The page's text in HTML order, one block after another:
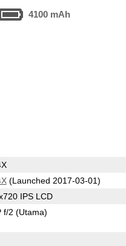
4100 mAh
(Launched 2017-03-01)
IPS LCD
f/2(Utama)